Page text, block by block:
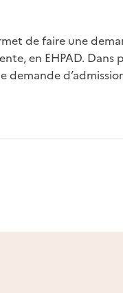
de faire une
en EHPAD. Dans
demande